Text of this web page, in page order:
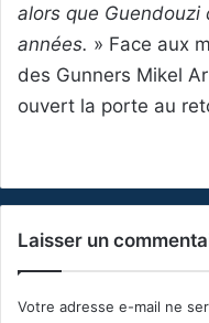
alors que
années. » Face aux
des Gunners Mikel
ouvert la porte au
Laisser un
Votre adresse e-mail ne